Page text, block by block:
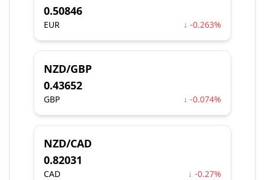
0.50846
EUR ↓ -0.263%
NZD/GBP
0.43652
GBP ↓ -0.074%
NZD/CAD
0.82031
CAD ↓ -0.27%